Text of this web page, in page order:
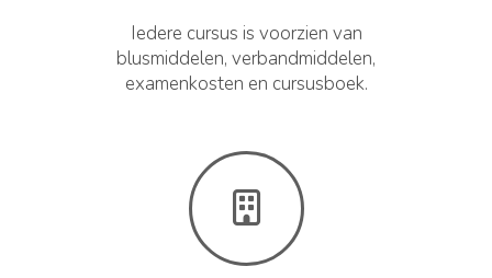
Iedere cursus is voorzien van
blusmiddelen, verbandmiddelen,
examenkosten en cursusboek.